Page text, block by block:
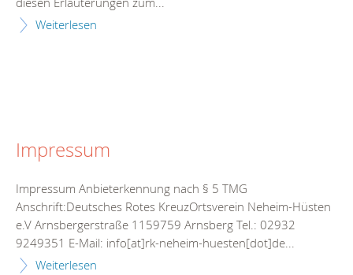
Weiterlesen
Impressum
Impressum Anbieterkennung nach § 5 TMG
Anschrift:Deutsches Rotes KreuzOrtsverein Neheim-Hüsten
e.V Arnsbergerstraße 1159759 Arnsberg Tel.: 02932
9249351 E-Mail: info[at]rk-neheim-huesten[dot]de...
Weiterlesen